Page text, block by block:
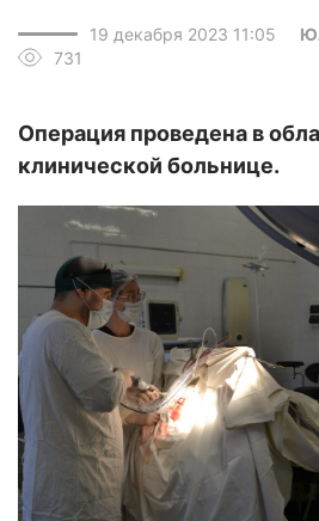
19 декабря 2023 11:05
731
Операция проведена в
клинической больнице.